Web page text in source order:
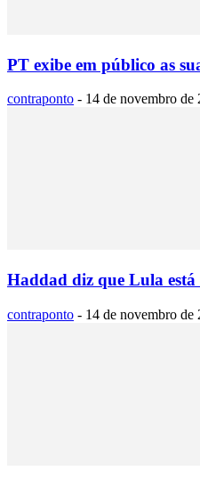
PT exibe em público as
contraponto - 14 de novembro de
Haddad diz que Lula
contraponto - 14 de novembro de